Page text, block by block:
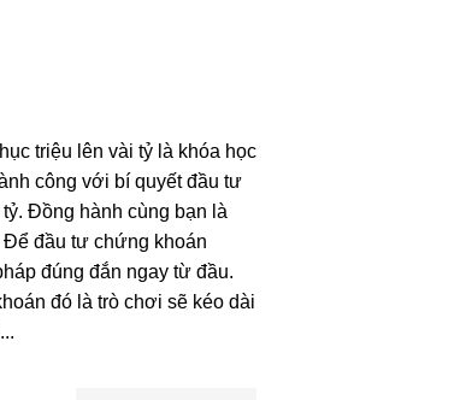
triệu lên vài tỷ là khóa học
công với bí quyết đầu tư
Đồng hành cùng bạn là
đầu tư chứng khoán
đúng đắn ngay từ đầu.
đó là trò chơi sẽ kéo dài